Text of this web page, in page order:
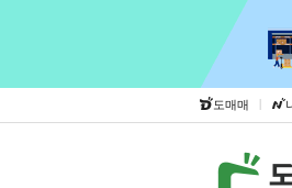
도매매 |